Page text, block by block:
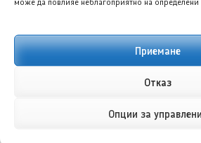
Приемане
Отказ
Опции за
←
ПОДОБНИ ПУБЛИКАЦИИ